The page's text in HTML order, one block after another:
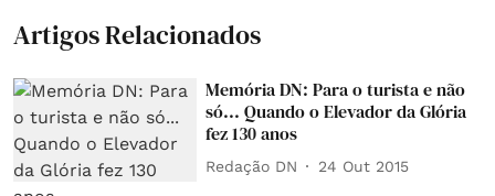
Artigos Relacionados
Memória DN: Para o turista e não
só... Quando o Elevador da Glória
fez 130 anos
Redação DN 24 Out 2015